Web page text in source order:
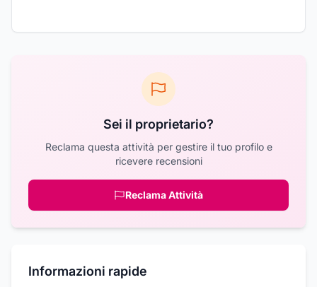
Sei il proprietario?
Reclama questa attività per gestire il tuo profilo e
ricevere recensioni
Reclama Attività
Informazioni rapide